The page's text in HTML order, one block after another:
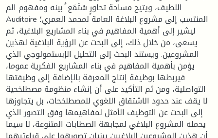
اللطيف، ويتيح مساحة تحاورٍ سْتَمَع ُ بينه ومفهوم الم
Auditoire المنتسب إلى مشروع البلاغة العامة لمحمد العمري؛
ليشير إلى أهمية المفاهيم في بناء المشاريع البلاغية، ثم
يسعى، من خلال ذلك، إلى البحث عن الرؤية البلاغية لهذين
المشروعين. ويستند البحث إلى التحليل الإبستمولوجي الذي
يؤمن بأهمية المفاهيم في بناء المشاريع الفكرية عموما،
فيربطها بوظيفة إنتاج المعرفة بالإضافة إلى وظيفتها
التواصلية، ومن ثم التأكيد على أن إنشاء منظومة مصطلخحية
لا يقف عند حدود الاشتقاق اللغوي للمصطلخحات، بل يتجاوزها
إلى البحث عن التوظيف الأمثل لمفاهيمها وفق التصور الذي
يحمله المشروع البلاغي لمجابهة الصطابات المتنوعة، لا سيما